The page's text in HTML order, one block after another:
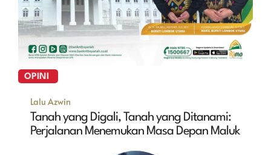
OPINI
Lalu Azwin
Tanah yang Digali, Tanah yang Ditanami:
Perjalanan Menemukan Masa Depan Maluk